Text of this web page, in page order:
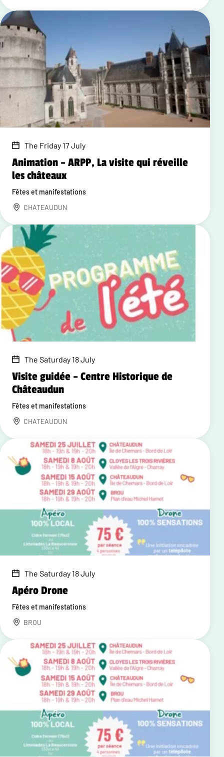
The Friday 17 July
Animation – ARPP, La visite qui réveille
les châteaux
Fêtes et manifestations
CHATEAUDUN
The Saturday 18 July
Visite guidée – Centre Historique de
Châteaudun
Fêtes et manifestations
CHATEAUDUN
The Saturday 18 July
Apéro Drone
Fêtes et manifestations
BROU